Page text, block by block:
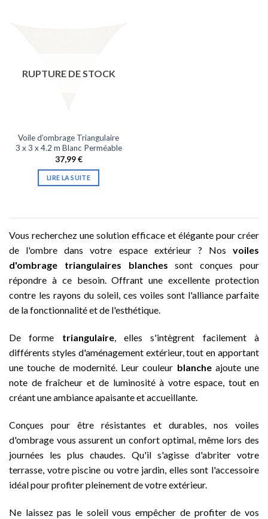
RUPTURE DE STOCK
Voile d’ombrage Triangulaire
3 x 3 x 4.2 m Blanc Perméable
37,99€
LIRE LA SUITE
Vous recherchez une solution efficace et élégante pour créer
de l'ombre dans votre espace extérieur ? Nos voiles
d'ombrage triangulaires blanches sont conçues pour
répondre à ce besoin. Offrant une excellente protection
contre les rayons du soleil, ces voiles sont l'alliance parfaite
de la fonctionnalité et de l'esthétique.
De forme triangulaire, elles s'intègrent facilement à
différents styles d'aménagement extérieur, tout en apportant
une touche de modernité. Leur couleur blancheajoute une
note de fraîcheur et de luminosité à votre espace, tout en
créant une ambiance apaisante et accueillante.
Conçues pour être résistantes et durables, nos voiles
d'ombrage vous assurent un confort optimal, même lors des
journées les plus chaudes. Qu'il s'agisse d'abriter votre
terrasse, votre piscine ou votre jardin, elles sont l'accessoire
idéal pour profiter pleinement de votre extérieur.
Ne laissez pas le soleil vous empêcher de profiter de vos